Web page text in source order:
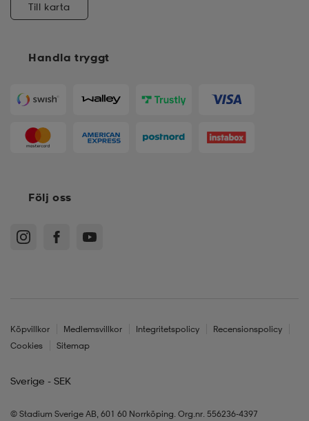
Handla tryggt
Till karta
Följ oss
Köpvillkor Medlemsvillkor Integritetspolicy
Recensionspolicy
Cookies
Sitemap
Sverige - SEK
© Stadium Sverige AB, 601 60 Norrköping. Org.nr. 556236-4397